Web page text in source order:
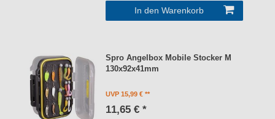
In den Warenkorb
Spro Angelbox Mobile Stocker M
130x92x41mm
UVP 15,99 €
11,65 € *